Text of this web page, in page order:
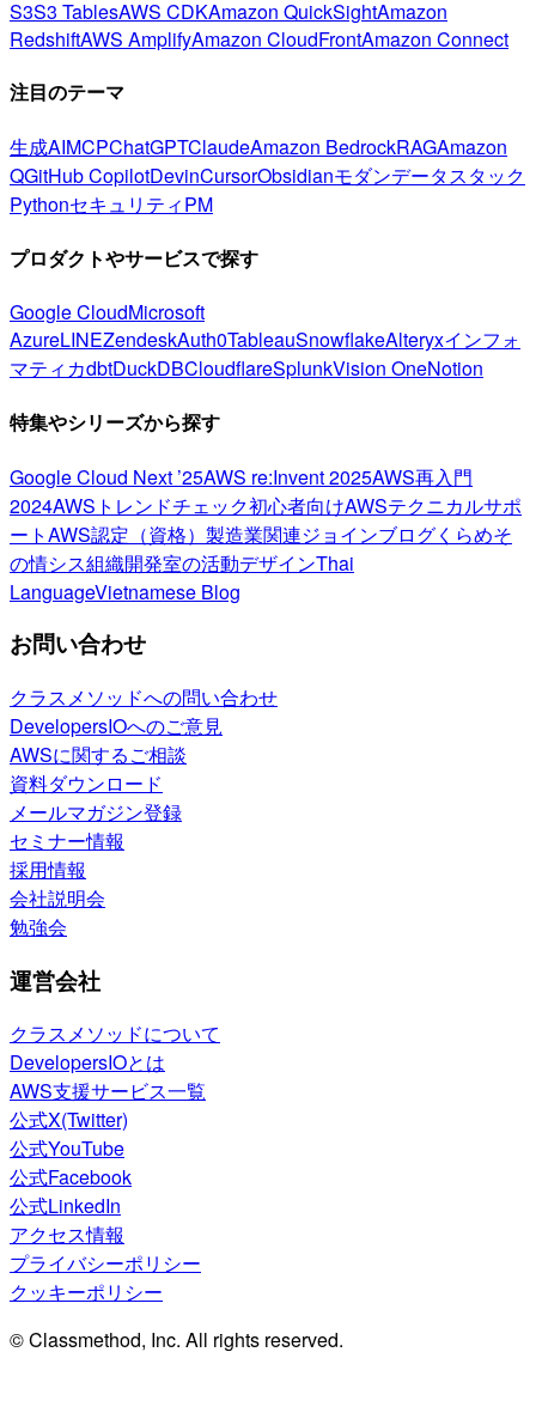
S3S3 TablesAWS CDKAmazon QuickSightAmazon
RedshiftAWS AmplifyAmazon CloudFrontAmazon Connect
注目のテーマ
生成AIMCPChatGPTClaudeAmazon BedrockRAGAmazon
QGitHub CopilotDevinCursorObsidianモダンデータスタック
PythonセキュリティPM
プロダクトやサービスで探す
Google CloudMicrosoft
AzureLINEZendeskAuth0TableauSnowflakeAlteryxインフォ
マティカdbtDuckDBCloudflareSplunkVision OneNotion
特集やシリーズから探す
Google Cloud Next ’25AWS re:Invent 2025AWS再入門
2024AWSトレンドチェック初心者向けAWSテクニカルサポ
ートAWS認定（資格） 製造業関連ジョインブログくらめそ
の情シス組織開発室の活動デザインThai
LanguageVietnamese Blog
お問い合わせ
クラスメソッドへの問い合わせ
DevelopersIOへのご意見
AWSに関するご相談
資料ダウンロード
メールマガジン登録
セミナー情報
採用情報
会社説明会
勉強会
運営会社
クラスメソッドについて
DevelopersIOとは
AWS支援サービス一覧
公式X(Twitter)
公式YouTube
公式Facebook
公式LinkedIn
アクセス情報
プライバシーポリシー
クッキーポリシー
© Classmethod, Inc. All rights reserved.